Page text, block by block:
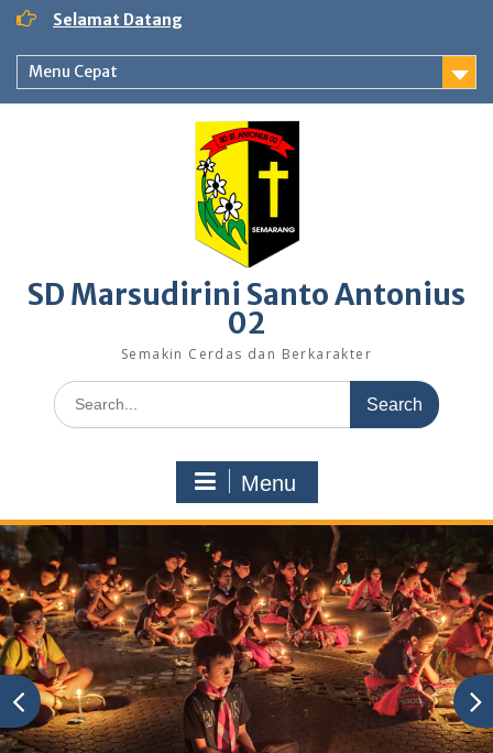
Skip
content
Selamat Datang
Menu Cepat
SD Marsudirini Santo Antonius
02
Semakin Cerdas dan Berkarakter
Search
for:
Menu